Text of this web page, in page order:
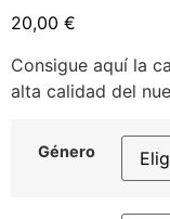
20,00 €
Consigue aquí la
alta calidad del
Género